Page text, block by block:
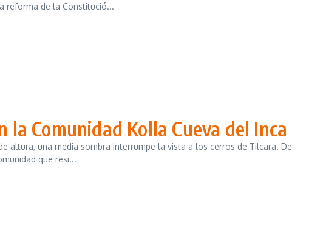
reforma de la Constitució...
la Comunidad Kolla Cueva del Inca
altura, una media sombra interrumpe la vista a los cerros de Tilcara. De
que resi...